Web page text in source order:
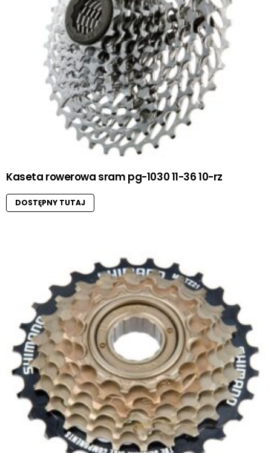
Kaseta rowerowa sram pg-1030 11-36 10-rz
DOSTĘPNY TUTAJ